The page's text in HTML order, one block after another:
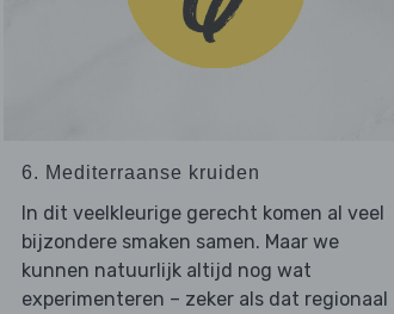
6. Mediterraanse kruiden
In dit veelkleurige gerecht komen al veel
bijzondere smaken samen. Maar we
kunnen natuurlijk altijd nog wat
experimenteren – zeker als dat regionaal